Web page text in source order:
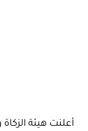
أعلنت هيئة